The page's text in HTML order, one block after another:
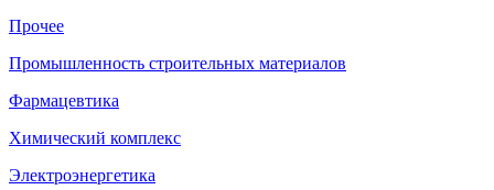
Прочее
Промышленность строительных материалов
Фармацевтика
Химический комплекс
Электроэнергетика